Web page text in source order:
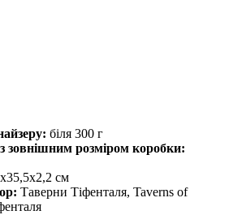
біля 300 г
зовнішним розміром коробки:
см
Таверни Тіфенталя, Taverns of